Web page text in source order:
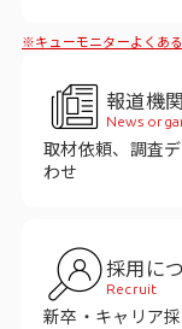
課題から探す
市場・顧客理
戦略設計に関
施策実行に関す
モニタリング
※キューモニターよくあ
報道機
News
取材依頼、調査
わせ
採用に
Recruit
新卒・キャリア